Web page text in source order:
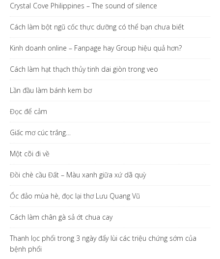
Crystal Cove Philippines – The sound of silence
Cách làm bột ngũ cốc thực dưỡng có thể bạn chưa biết
Kinh doanh online – Fanpage hay Group hiệu quả hơn?
Cách làm hạt thạch thủy tinh dai giòn trong veo
Lần đầu làm bánh kem bơ
Đọc để cảm
Giấc mơ cúc trắng…
Một cõi đi về
Đồi chè cầu Đất – Màu xanh giữa xứ dã quỳ
Ốc đảo mùa hè, đọc lại thơ Lưu Quang Vũ
Cách làm chân gà sả ớt chua cay
Thanh lọc phổi trong 3 ngày đẩy lùi các triệu chứng sớm của
bệnh phổi